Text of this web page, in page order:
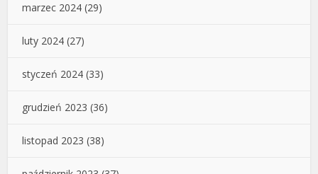
marzec 2024 (29)
luty 2024 (27)
styczeń 2024 (33)
grudzień 2023 (36)
listopad 2023 (38)